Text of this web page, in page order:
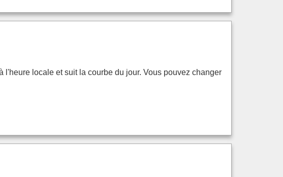
locale et suit la courbe du jour. Vous pouvez changer